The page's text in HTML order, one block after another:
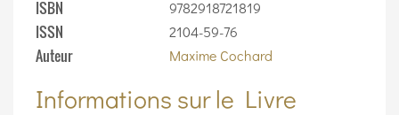
ISBN 9782918721819
ISSN 2104-59-76
Auteur Maxime Cochard
Informations sur le Livre